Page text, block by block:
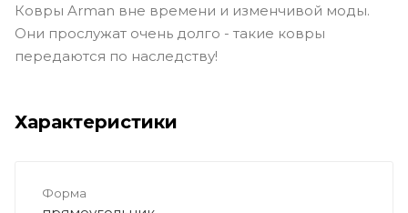
Ковры Arman вне времени и изменчивой моды.
Они прослужат очень долго - такие ковры
передаются по наследству!
Характеристики
Форма